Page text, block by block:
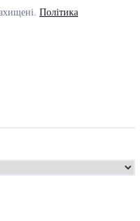
Політика